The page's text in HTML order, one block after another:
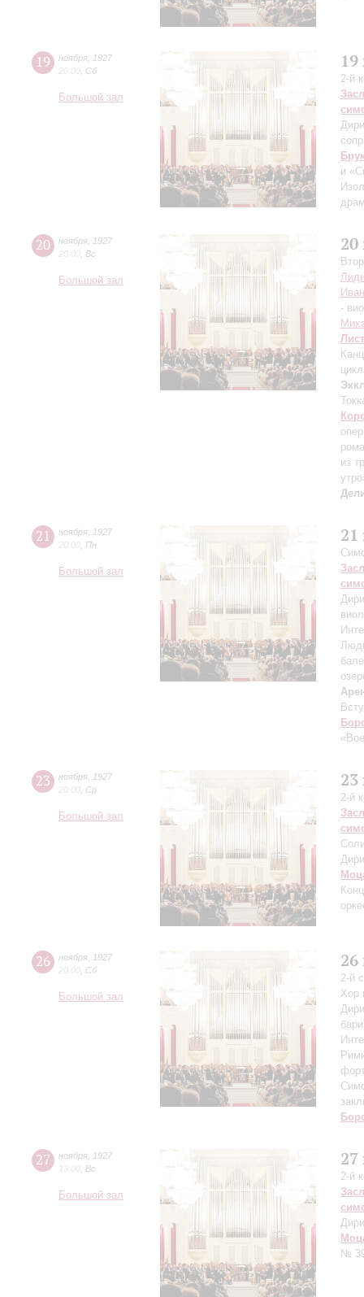
19 ноября
1927
20:00 Сб
Большой зал
2-й
и
20 ноября
1927
20:00 Вс
Большой зал
20
-
Лист
из
21 ноября
1927
20:00 Пн
Большой зал
21
23 ноября
1927
20:00 Ср
Большой зал
23
2-й
26 ноября
1927
20:00 Сб
Большой зал
26
2-й
Хор
27 ноября
1927
13:00 Вс
Большой зал
27
2-й
№